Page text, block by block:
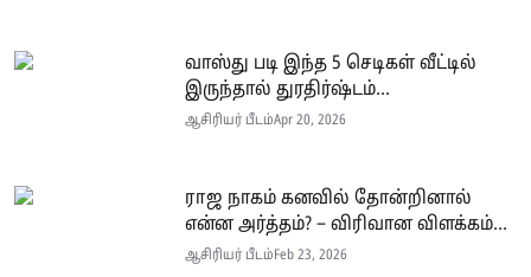
வாஸ்து படி இந்த 5 செடிகள் வீட்டில்
இருந்தால் துரதிர்ஷ்டம்...
ஆசிரியர் பீடம்Apr 20, 2026
ராஜ நாகம் கனவில் தோன்றினால்
என்ன அர்த்தம்? – விரிவான விளக்கம்...
ஆசிரியர் பீடம்Feb 23, 2026